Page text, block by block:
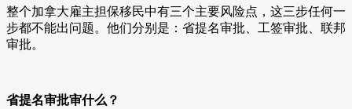
整个加拿大雇主担保移民中有三个主要风险点，这三步任何一
步都不能出问题。他们分别是：省提名审批、工签审批、联邦
审批。
省提名审批审什么？